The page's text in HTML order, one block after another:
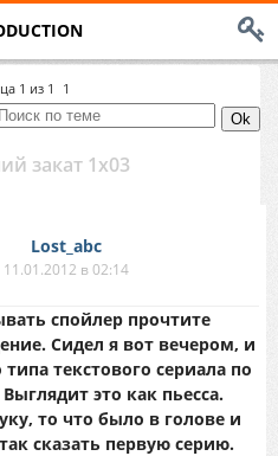
1 из 1 1
закат 1x03
Lost_abc
11.01.2012 в 02:14
спойлер прочтите
Сидел я вот вечером, и
текстового сериала по
это как пьесса.
то что было в голове и
сказать первую серию.